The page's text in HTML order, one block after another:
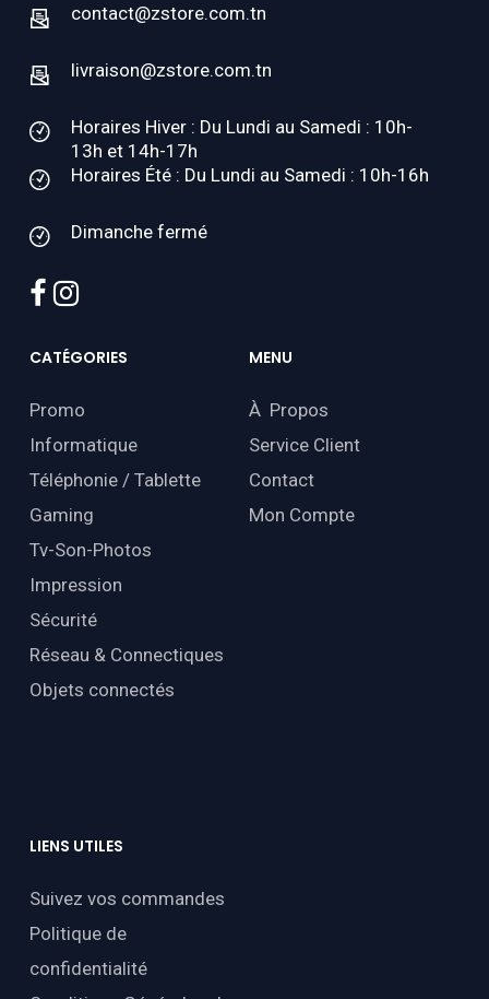
contact@zstore.com.tn
livraison@zstore.com.tn
Horaires Hiver : Du Lundi au Samedi : 10h-
13h et 14h-17h
Horaires Été : Du Lundi au Samedi : 10h-16h
Dimanche fermé
facebook
instagram
CATÉGORIES
Promo
Informatique
Téléphonie / Tablette
Gaming
Tv-Son-Photos
Impression
Sécurité
Réseau & Connectiques
Objets connectés
MENU
À Propos
Service Client
Contact
Mon Compte
LIENS UTILES
Suivez vos commandes
Politique de
confidentialité